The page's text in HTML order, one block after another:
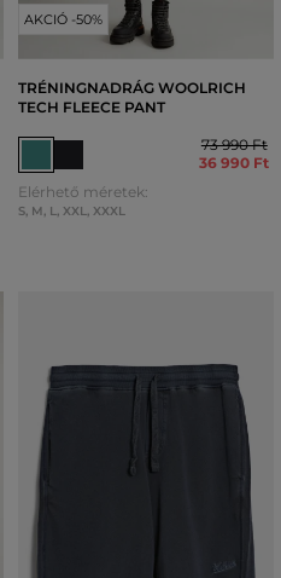
AKCIÓ -50%
TRÉNINGNADRÁG WOOLRICH
TECH FLEECE PANT
73 990 Ft
36 990 Ft
Elérhető méretek:
S, M, L, XXL, XXXL